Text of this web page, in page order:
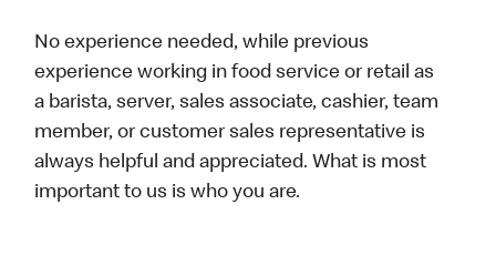
No experience needed, while previous
experience working in food service or retail as
a barista, server, sales associate, cashier, team
member, or customer sales representative is
always helpful and appreciated. What is most
important to us is who you are.